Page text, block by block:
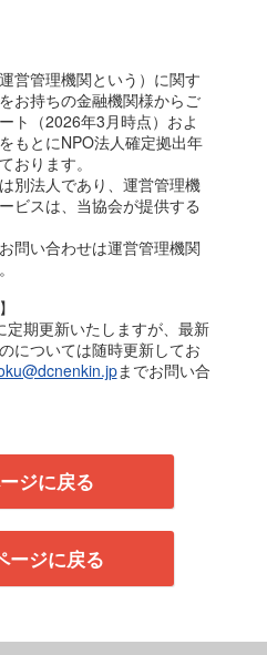
営管理機関という）に関す
お持ちの金融機関様からご
ト（2026年3月時点）およ
もとにNPO法人確定拠出年
おります。
別法人であり、運営管理機
ビスは、当協会が提供する
問い合わせは運営管理機関
定期更新いたしますが、最新
については随時更新してお
までお問い合
ジに戻る
ージに戻る